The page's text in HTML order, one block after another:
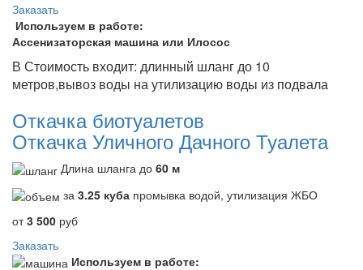
Заказать
Используем в работе:
Ассенизаторская машина или Илосос
В Стоимость входит: длинный шланг до 10
метров,вывоз воды на утилизацию воды из подвала
Откачка биотуалетов
Откачка Уличного Дачного Туалета
Длина шланга до 60 м
за 3.25 куба промывка водой, утилизация ЖБО
от3 500 руб
Заказать
Используем в работе: